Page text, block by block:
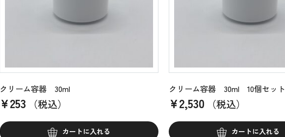
クリーム容器 30ml
¥253 （税込）
カートに入れる
クリーム容器 30ml 10個セット
¥2,530 （税込）
カートに入れる